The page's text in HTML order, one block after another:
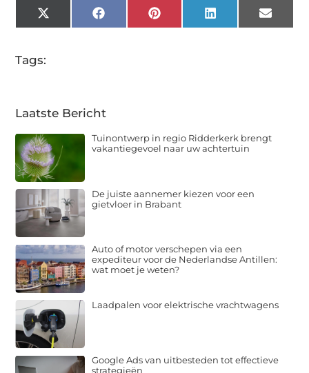
X
(Twitter)
FacebookPinterestLinkedInEmail
Tags:
Laatste Bericht
Tuinontwerp in regio Ridderkerk brengt
vakantiegevoel naar uw achtertuin
De juiste aannemer kiezen voor een
gietvloer in Brabant
Auto of motor verschepen via een
expediteur voor de Nederlandse Antillen:
wat moet je weten?
Laadpalen voor elektrische vrachtwagens
Google Ads van uitbesteden tot effectieve
strategieën